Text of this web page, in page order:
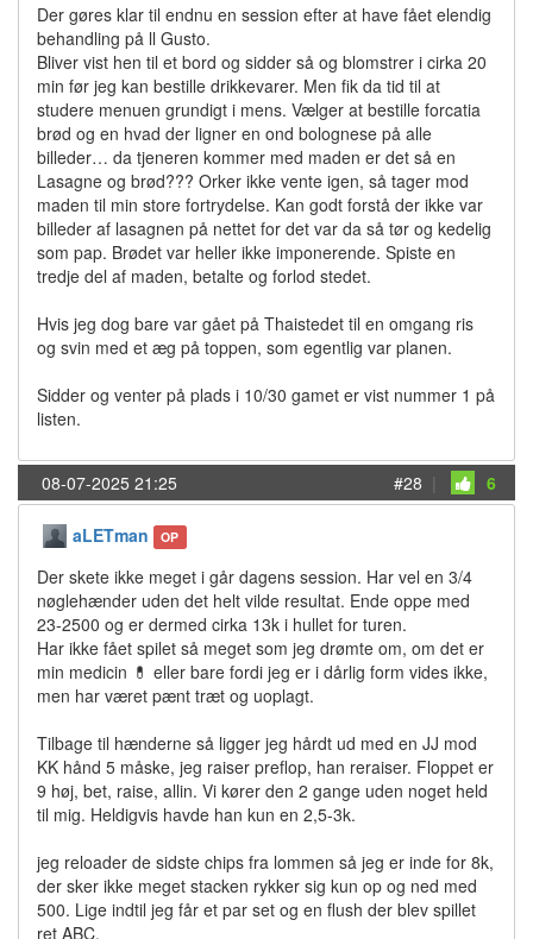
Der gøres klar til endnu en session efter at have fået elendig
behandling på ll Gusto.
Bliver vist hen til et bord og sidder så og blomstrer i cirka 20
min før jeg kan bestille drikkevarer. Men fik da tid til at
studere menuen grundigt i mens. Vælger at bestille forcatia
brød og en hvad der ligner en ond bolognese på alle
billeder… da tjeneren kommer med maden er det så en
Lasagne og brød??? Orker ikke vente igen, så tager mod
maden til min store fortrydelse. Kan godt forstå der ikke var
billeder af lasagnen på nettet for det var da så tør og kedelig
som pap. Brødet var heller ikke imponerende. Spiste en
tredje del af maden, betalte og forlod stedet.
Hvis jeg dog bare var gået på Thaistedet til en omgang ris
og svin med et æg på toppen, som egentlig var planen.
Sidder og venter på plads i 10/30 gamet er vist nummer 1 på
listen.
08-07-2025 21:25 #28 | 6
aLETman OP
Der skete ikke meget i går dagens session. Har vel en 3/4
nøglehænder uden det helt vilde resultat. Ende oppe med
23-2500 og er dermed cirka 13k i hullet for turen.
Har ikke fået spilet så meget som jeg drømte om, om det er
min medicin 💊 eller bare fordi jeg er i dårlig form vides ikke,
men har været pænt træt og uoplagt.
Tilbage til hænderne så ligger jeg hårdt ud med en JJ mod
KK hånd 5 måske, jeg raiser preflop, han reraiser. Floppet er
9 høj, bet, raise, allin. Vi kører den 2 gange uden noget held
til mig. Heldigvis havde han kun en 2,5-3k.
jeg reloader de sidste chips fra lommen så jeg er inde for 8k,
der sker ikke meget stacken rykker sig kun op og ned med
500. Lige indtil jeg får et par set og en flush der blev spillet
ret ABC.